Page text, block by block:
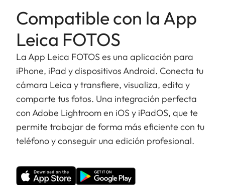
Compatible con la App
Leica FOTOS
La App Leica FOTOS es una aplicación para
iPhone, iPad y dispositivos Android. Conecta tu
cámara Leica y transfiere, visualiza, edita y
comparte tus fotos. Una integración perfecta
con Adobe Lightroom en iOS y iPadOS, que te
permite trabajar de forma más eficiente con tu
teléfono y conseguir una edición profesional.